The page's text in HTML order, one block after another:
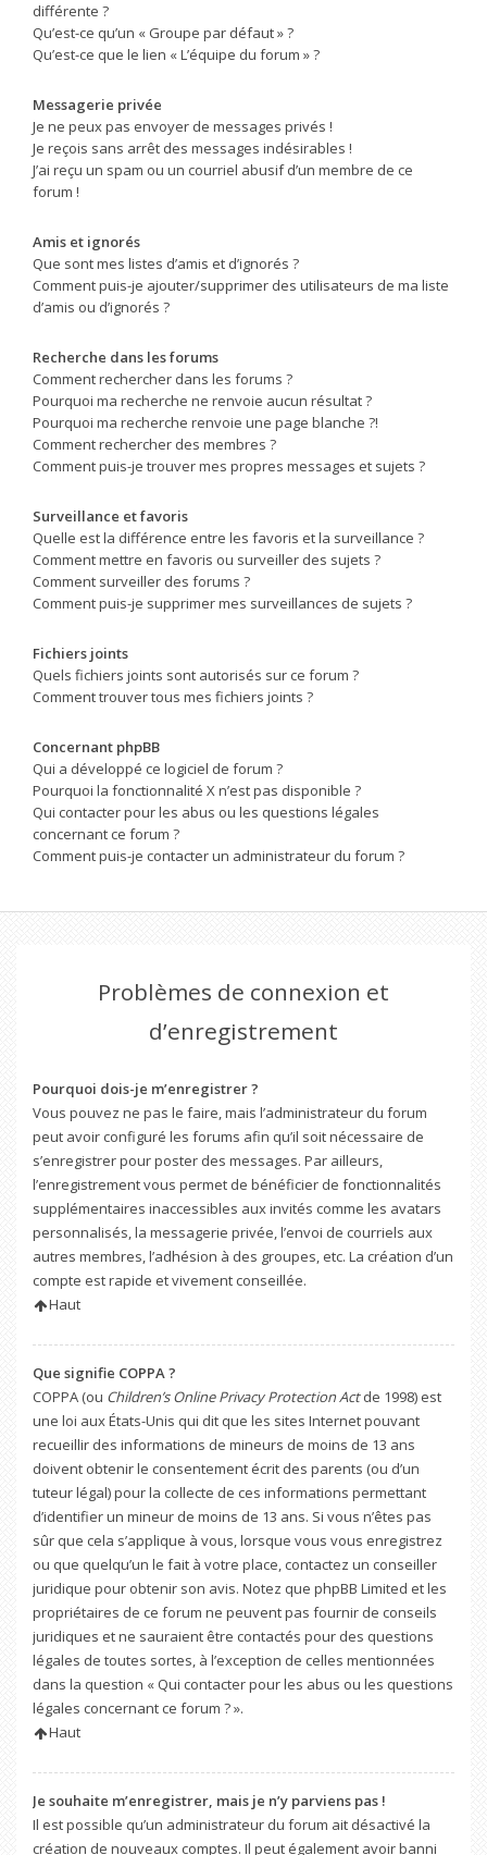
différente ?
Qu’est-ce qu’un « Groupe par défaut » ?
Qu’est-ce que le lien « L’équipe du forum » ?
Messagerie privée
Je ne peux pas envoyer de messages privés !
Je reçois sans arrêt des messages indésirables !
J’ai reçu un spam ou un courriel abusif d’un membre de ce
forum !
Amis et ignorés
Que sont mes listes d’amis et d’ignorés ?
Comment puis-je ajouter/supprimer des utilisateurs de ma liste
d’amis ou d’ignorés ?
Recherche dans les forums
Comment rechercher dans les forums ?
Pourquoi ma recherche ne renvoie aucun résultat ?
Pourquoi ma recherche renvoie une page blanche ?!
Comment rechercher des membres ?
Comment puis-je trouver mes propres messages et sujets ?
Surveillance et favoris
Quelle est la différence entre les favoris et la surveillance ?
Comment mettre en favoris ou surveiller des sujets ?
Comment surveiller des forums ?
Comment puis-je supprimer mes surveillances de sujets ?
Fichiers joints
Quels fichiers joints sont autorisés sur ce forum ?
Comment trouver tous mes fichiers joints ?
Concernant phpBB
Qui a développé ce logiciel de forum ?
Pourquoi la fonctionnalité X n’est pas disponible ?
Qui contacter pour les abus ou les questions légales
concernant ce forum ?
Comment puis-je contacter un administrateur du forum ?
Problèmes de connexion et
d’enregistrement
Pourquoi dois-je m’enregistrer ?
Vous pouvez ne pas le faire, mais l’administrateur du forum
peut avoir configuré les forums afin qu’il soit nécessaire de
s’enregistrer pour poster des messages. Par ailleurs,
l’enregistrement vous permet de bénéficier de fonctionnalités
supplémentaires inaccessibles aux invités comme les avatars
personnalisés, la messagerie privée, l’envoi de courriels aux
autres membres, l’adhésion à des groupes, etc. La création d’un
compte est rapide et vivement conseillée.
Haut
Que signifie COPPA ?
COPPA (ou Children’s Online Privacy Protection Actde 1998) est
une loi aux États-Unis qui dit que les sites Internet pouvant
recueillir des informations de mineurs de moins de 13 ans
doivent obtenir le consentement écrit des parents (ou d’un
tuteur légal) pour la collecte de ces informations permettant
d’identifier un mineur de moins de 13 ans. Si vous n’êtes pas
sûr que cela s’applique à vous, lorsque vous vous enregistrez
ou que quelqu’un le fait à votre place, contactez un conseiller
juridique pour obtenir son avis. Notez que phpBB Limited et les
propriétaires de ce forum ne peuvent pas fournir de conseils
juridiques et ne sauraient être contactés pour des questions
légales de toutes sortes, à l’exception de celles mentionnées
dans la question « Qui contacter pour les abus ou les questions
légales concernant ce forum ? ».
Haut
Je souhaite m’enregistrer, mais je n’y parviens pas !
Il est possible qu’un administrateur du forum ait désactivé la
création de nouveaux comptes. Il peut également avoir banni